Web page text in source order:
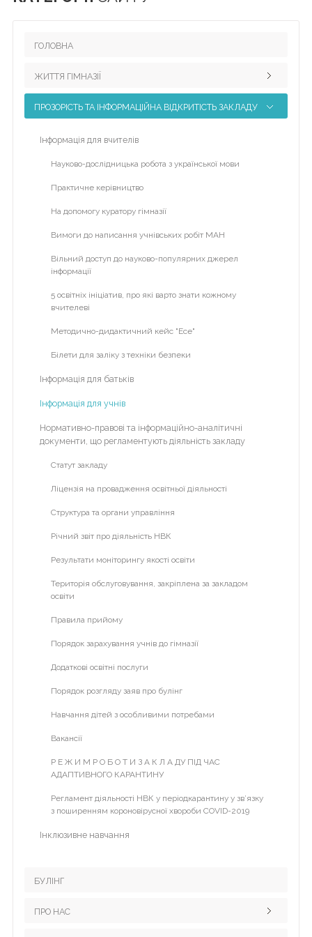
Життя
Прозорість
інформаційна
закладу
Контакти
ПАМ'ЯТЬ
Михайлович
натисніть
ГОЛОВНА
ЖИТТЯ ГІМНАЗІЇ
Педагогічний колектив
Науково-методична робота
Виховна робота
Міжнародне партнерство
Участь у міжнародних проектах
Програма eTwinning Plus
Наша бібліотека
Кабінет психолога
Про психолога
Для батьків
Для вчителів
Для учнів
Фотовернісаж
Відеоархів
Літній табір "Dream Country"
Альманах гімназії
Гімназія
Початкова школа
ІІ курс
ІІІ курс
Проектна діяльність
Кабінет медсестри
ПРОЗОРІСТЬ ТА ІНФОРМАЦІЙНА ВІДКРИТІСТЬ ЗАКЛАДУ
Інформація для вчителів
Науково-дослідницька робота з української мови
Практичне керівництво
На допомогу куратору гімназії
Вимоги до написання учнівських робіт МАН
Вільний доступ до науково-популярних джерел
інформації
5 освітніх ініціатив, про які варто знати кожному
вчителеві
Методично-дидактичний кейс "Есе"
Білети для заліку з техніки безпеки
Інформація для батьків
Інформація для учнів
Нормативно-правові та інформаційно-аналітичні
документи, що регламентують діяльність закладу
Статут закладу
Ліцензія на провадження освітньої діяльності
Структура та органи управління
Річний звіт про діяльність НВК
Результати моніторингу якості освіти
Територія обслуговування, закріплена за закладом
освіти
Правила прийому
Порядок зарахування учнів до гімназії
Додаткові освітні послуги
Порядок розгляду заяв про булінг
Навчання дітей з особливими потребами
Вакансії
Р Е Ж И М Р О Б О Т И З А К Л А ДУ ПІД ЧАС
АДАПТИВНОГО КАРАНТИНУ
Регламент діяльності НВК у періодкарантину у зв’язку
з поширенням короновірусної хвороби COVID-2019
Інклюзивне навчання
БУЛІНГ
ПРО НАС